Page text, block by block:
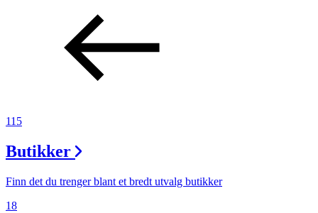
115
Butikker
Finn det du trenger blant et bredt utvalg butikker
18